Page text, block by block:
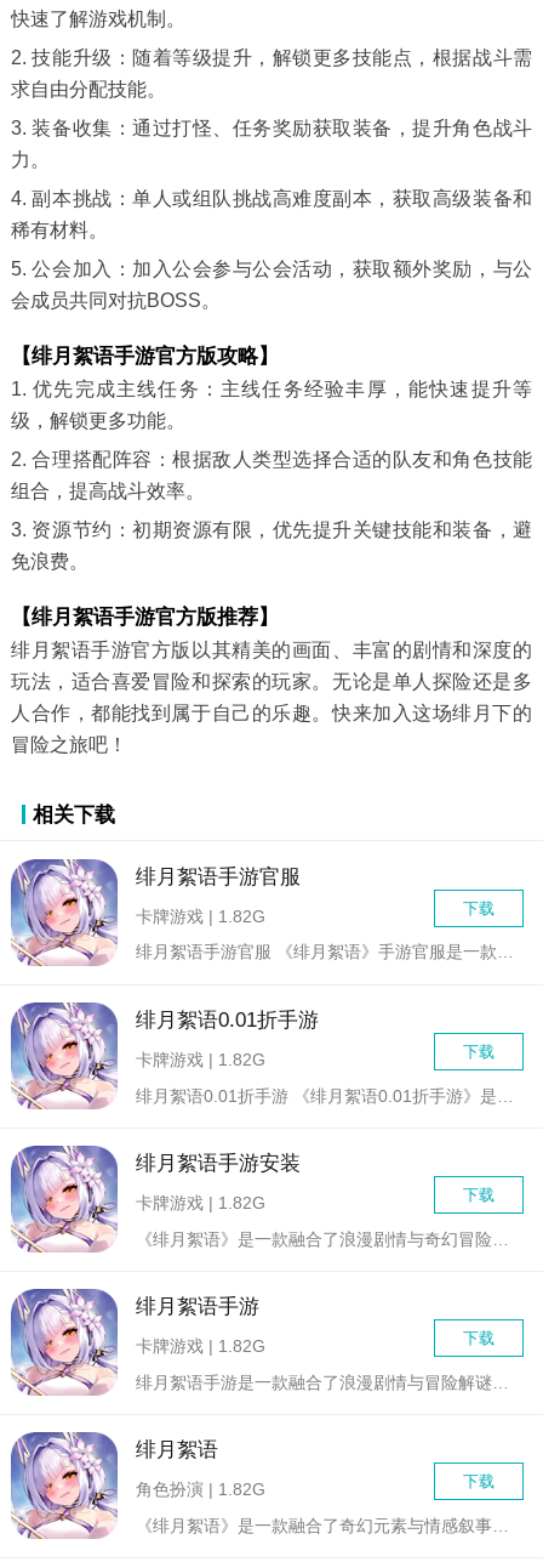
快速了解游戏机制。
2. 技能升级：随着等级提升，解锁更多技能点，根据战斗需
求自由分配技能。
3. 装备收集：通过打怪、任务奖励获取装备，提升角色战斗
力。
4. 副本挑战：单人或组队挑战高难度副本，获取高级装备和
稀有材料。
5. 公会加入：加入公会参与公会活动，获取额外奖励，与公
会成员共同对抗BOSS。
【绯月絮语手游官方版攻略】
1. 优先完成主线任务：主线任务经验丰厚，能快速提升等
级，解锁更多功能。
2. 合理搭配阵容：根据敌人类型选择合适的队友和角色技能
组合，提高战斗效率。
3. 资源节约：初期资源有限，优先提升关键技能和装备，避
免浪费。
【绯月絮语手游官方版推荐】
绯月絮语手游官方版以其精美的画面、丰富的剧情和深度的
玩法，适合喜爱冒险和探索的玩家。无论是单人探险还是多
人合作，都能找到属于自己的乐趣。快来加入这场绯月下的
冒险之旅吧！
相关下载
绯月絮语手游官服
下载
卡牌游戏 | 1.82G
绯月絮语手游官服 《绯月絮语》手游官服是一款极具梦幻色...
绯月絮语0.01折手游
下载
卡牌游戏 | 1.82G
绯月絮语手游安装
下载
卡牌游戏 | 1.82G
绯月絮语手游
下载
卡牌游戏 | 1.82G
绯月絮语
下载
角色扮演 | 1.82G